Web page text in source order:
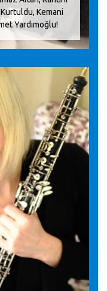
Kemani
Yardımoğlu!